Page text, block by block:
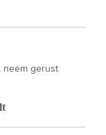
neem gerust